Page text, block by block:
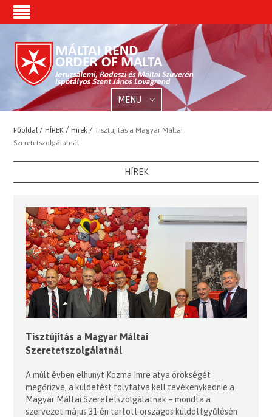
MENU
Főoldal /HÍREK /Hírek /Tisztújítás a Magyar Máltai
Szeretetszolgálatnál
HÍREK
Tisztújítás a Magyar Máltai
Szeretetszolgálatnál
A múlt évben elhunyt Kozma Imre atya örökségét
megőrizve, a küldetést folytatva kell tevékenykednie a
Magyar Máltai Szeretetszolgálatnak – mondta a
szervezet május 31-én tartott országos küldöttgyűlésén